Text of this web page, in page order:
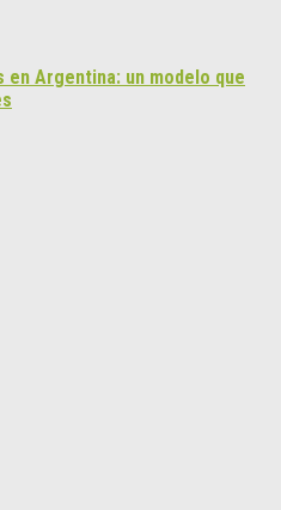
en Argentina: un modelo que